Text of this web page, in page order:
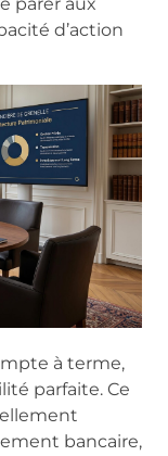
d’action
à terme,
parfaite. Ce
bancaire,